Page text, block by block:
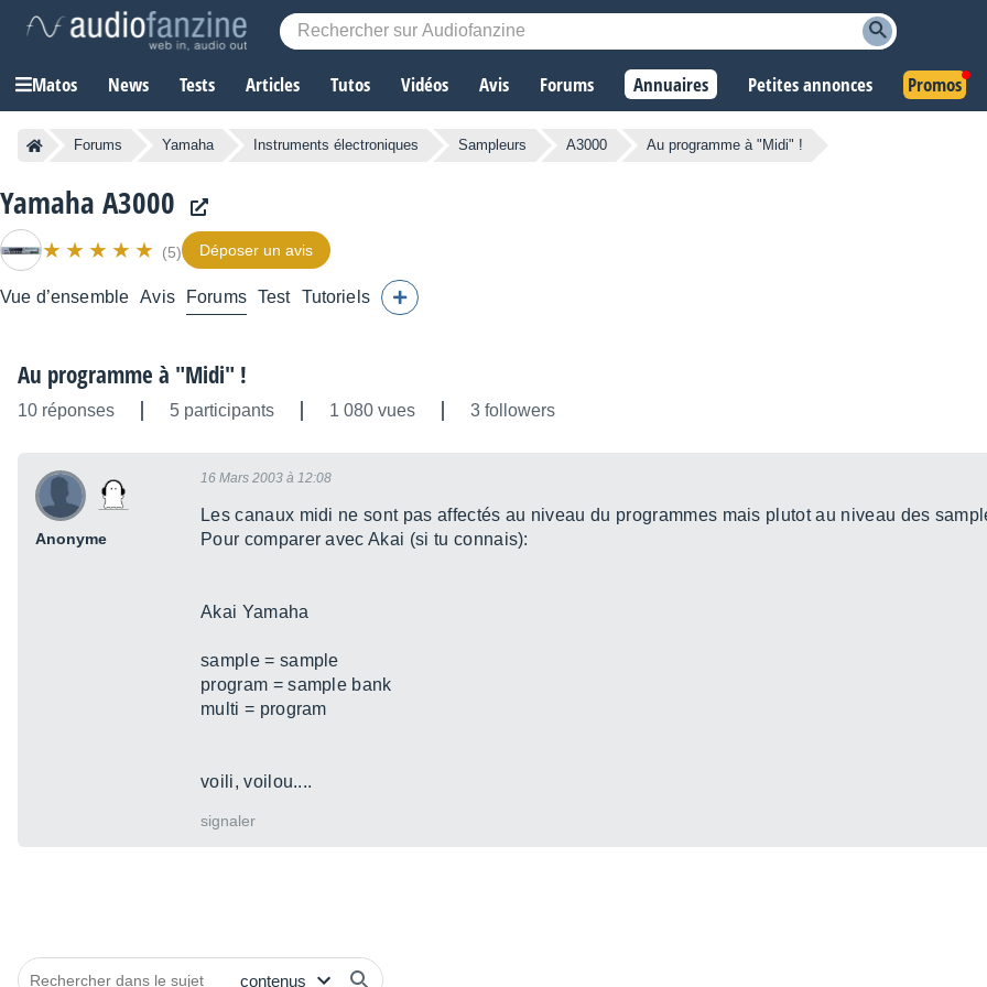
Matos News Tests Articles Tutos Vidéos Avis Forums Annuaires Petites annonces Promos
Forums Yamaha Instruments électroniques Sampleurs A3000 Au programme à "Midi" !
Yamaha A3000
(5) Déposer un avis
Vue d’ensemble Avis Forums Test Tutoriels
Au programme à "Midi" !
10 réponses 5 participants 1 080 vues 3 followers
Anonyme
16 Mars 2003 à 12:08
Les canaux midi ne sont pas affectés au niveau du programmes mais plutot au niveau des
Pour comparer avec Akai (si tu connais):
Akai Yamaha
sample = sample
program = sample bank
multi = program
voili, voilou....
signaler